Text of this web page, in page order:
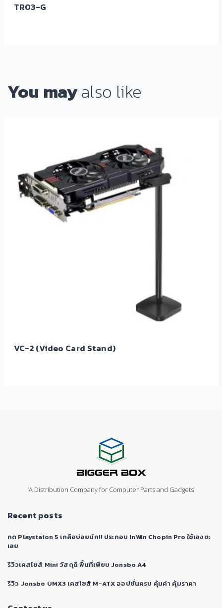
TR03-G
You mayalso like
VC-2 (Video Card Stand)
‘A Distribution Company for Computer Parts and Gadgets’
Recent posts
กด Playstaion 5 เกลือบ่อยนัก!! ประกอบ InWin Chopin Pro ใช้เองซะ
เลย
รีวิวเคสไซส์ Mini วัสดุดี พื้นที่เพียบ Jonsbo A4
รีวิว Jonsbo UMX3 เคสไซส์ M-ATX ออปชั่นครบ คุ้มค่า คุ้มราคา